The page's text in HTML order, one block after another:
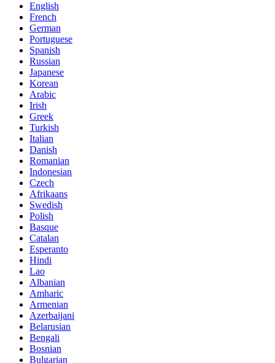
English
French
German
Portuguese
Spanish
Russian
Japanese
Korean
Arabic
Irish
Greek
Turkish
Italian
Danish
Romanian
Indonesian
Czech
Afrikaans
Swedish
Polish
Basque
Catalan
Esperanto
Hindi
Lao
Albanian
Amharic
Armenian
Azerbaijani
Belarusian
Bengali
Bosnian
Bulgarian